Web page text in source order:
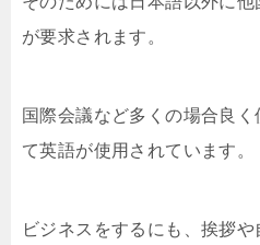
が要求されます。
国際会議など多くの場合良
て英語が使用されています。
ビジネスをするにも、挨拶